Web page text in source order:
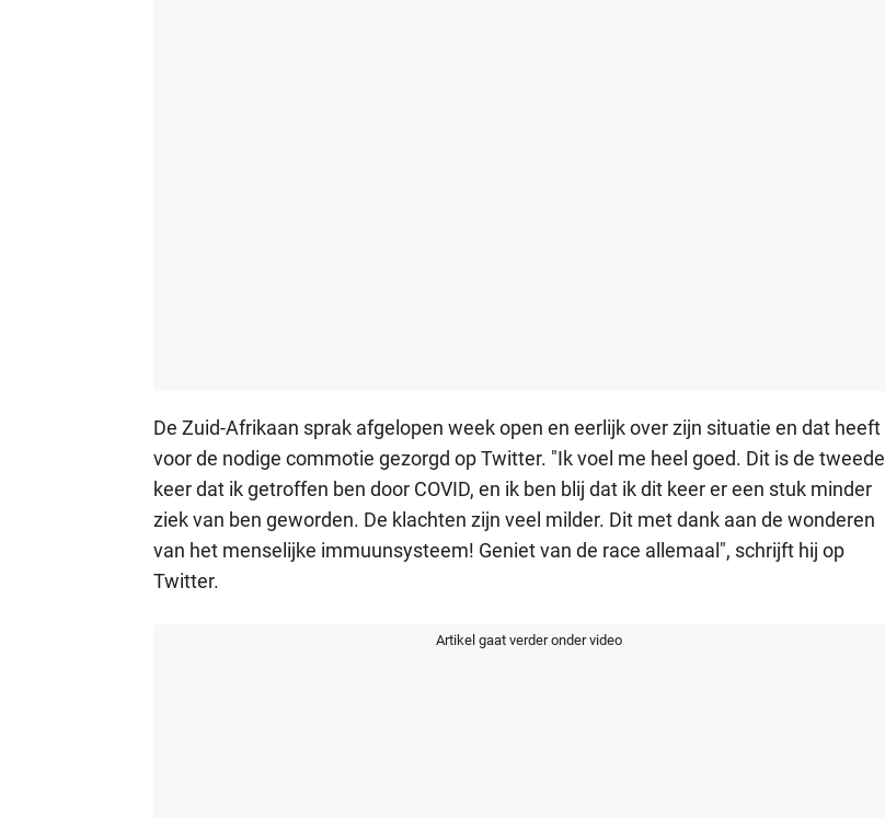
De Zuid-Afrikaan sprak afgelopen week open en eerlijk over zijn situatie en dat heeft
voor de nodige commotie gezorgd op Twitter. "Ik voel me heel goed. Dit is de tweede
keer dat ik getroffen ben door COVID, en ik ben blij dat ik dit keer er een stuk minder
ziek van ben geworden. De klachten zijn veel milder. Dit met dank aan de wonderen
van het menselijke immuunsysteem! Geniet van de race allemaal", schrijft hij op
Twitter.
Artikel gaat verder onder video